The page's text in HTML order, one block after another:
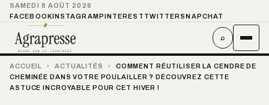
SAMEDI 8 AOÛT 2026
FACEBOOKINSTAGRAMPINTEREST TWITTER SNAPCHAT
⌕
ACCUEIL › ACTUALITÉS ›
COMMENT RÉUTILISER LA CENDRE DE
CHEMINÉE DANS VOTRE POULAILLER ? DÉCOUVREZ CETTE
ASTUCE INCROYABLE POUR CET HIVER !